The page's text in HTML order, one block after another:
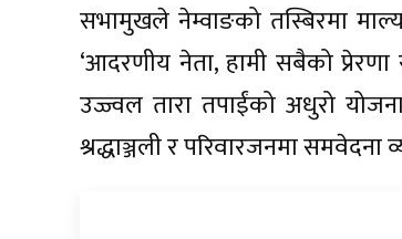
सभामुखले नेम्वाङको तस्बिरमा
‘आदरणीय नेता, हामी सबैको
उज्ज्वल तारा तपाईंको अधुरो
श्रद्धाञ्जली र परिवारजनमा समवेदना